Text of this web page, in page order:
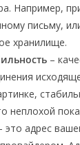
Например,
письму,
хранилище.
–
неплохой
это адрес